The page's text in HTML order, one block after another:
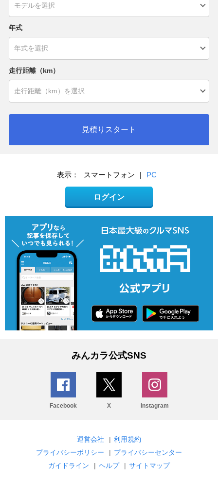
年式
走行距離（km）
見積りスタート
表示： スマートフォン | PC
ログイン
みんカラ公式SNS
Facebook X Instagram
運営会社 | 利用規約
プライバシーポリシー
| プライバシーセンター
ガイドライン
| ヘルプ | サイトマップ